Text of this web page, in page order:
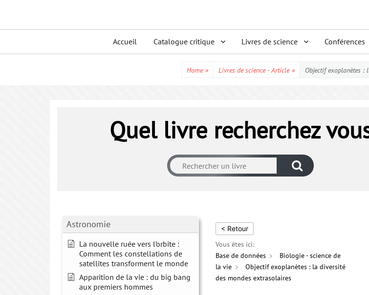
menu
Accueil Catalogue critique Livres de science Conférences
Home » Livres de science - Article » Objectif exoplanètes :
Quel livre recherchez
Astronomie
La nouvelle ruée vers l’orbite :
Comment les constellations de
satellites transforment le monde
Apparition de la vie : du big bang
aux premiers hommes
< Retour
Vous êtes ici:
Base de données
Biologie - science de
la vie
Objectif exoplanètes : la diversité
des mondes extrasolaires